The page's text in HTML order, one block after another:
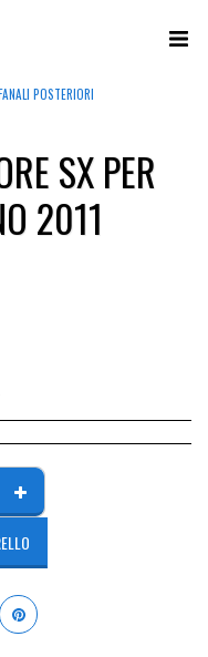
POSTERIORI
SX PER
2011